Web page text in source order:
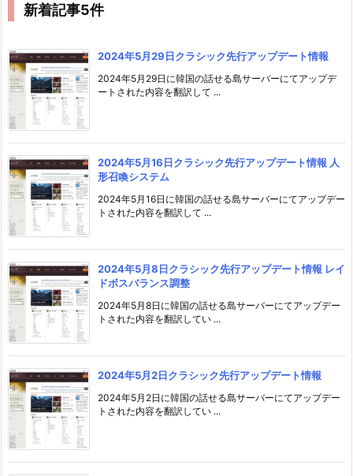
新着記事5件
2024年5月29日クラシック先行アップデート情報
2024年5月29日に韓国の話せる島サーバーにてアップデ
ートされた内容を翻訳して ...
2024年5月16日クラシック先行アップデート情報 人
形召喚システム
2024年5月16日に韓国の話せる島サーバーにてアップデー
トされた内容を翻訳して ...
2024年5月8日クラシック先行アップデート情報 レイ
ドボスバランス調整
2024年5月8日に韓国の話せる島サーバーにてアップデー
トされた内容を翻訳してい ...
2024年5月2日クラシック先行アップデート情報
2024年5月2日に韓国の話せる島サーバーにてアップデー
トされた内容を翻訳してい ...